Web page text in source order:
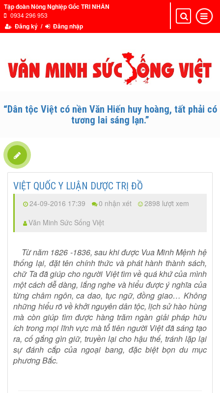
Tập đoàn Nông Nghiệp Gốc TRI NHÂN
0934 296 953
Đăng ký / Đăng nhập
Toggle
Toggle
navigation
“Dân tộc Việt có nền Văn Hiến huy hoàng, tất phải có
tương lai sáng lạn.”
VIỆT QUỐC Y LUẬN DƯỢC TRỊ ĐỒ
24-09-2016 17:39 0 nhận xét
2898 lượt xem
Văn Minh Sức Sống Việt
Từ năm 1826 -1836, sau khi được Vua Minh Mệnh hệ
thống lại, đặt tên chính thức và phát hành thành sách,
chữ Ta đã giúp cho người Việt tìm về quá khứ của mình
một cách dễ dàng, lắng nghe và hiểu được ý nghĩa của
từng châm ngôn, ca dao, tục ngữ, đồng giao… Không
những hiểu rõ về khởi nguyên dân tộc, lịch sử hào hùng
mà còn giúp tìm được hàng trăm ngàn giải pháp hữu
ích trong mọi lĩnh vực mà tổ tiên người Việt đã sáng tạo
ra, cố gắng gìn giữ, truyền lại cho hậu thế, tránh lặp lại
sự đánh cắp của ngoại bang, đặc biệt bọn du mục
phương Bắc.